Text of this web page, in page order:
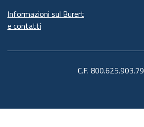
Informazioni sul Burert
e contatti
C.F. 800.625.903.79